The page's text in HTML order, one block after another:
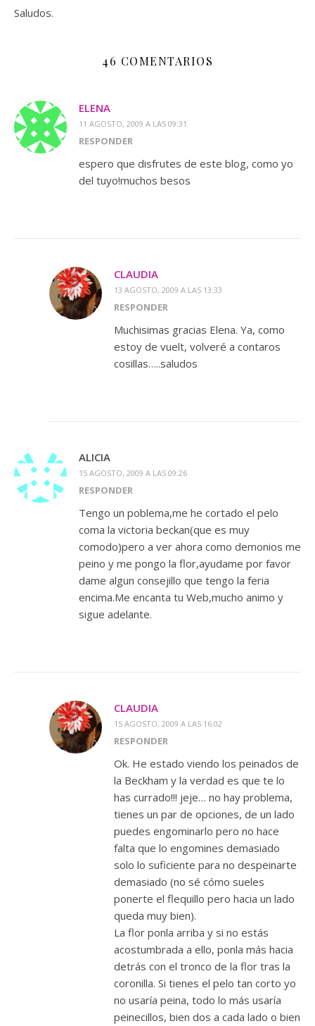
Saludos.
46 COMENTARIOS
ELENA
11 AGOSTO, 2009 A LAS 09:31
RESPONDER
espero que disfrutes de este blog, como yo
del tuyo!muchos besos
CLAUDIA
13 AGOSTO, 2009 A LAS 13:33
RESPONDER
Muchisimas gracias Elena. Ya, como
estoy de vuelt, volveré a contaros
cosillas…..saludos
ALICIA
15 AGOSTO, 2009 A LAS 09:26
RESPONDER
Tengo un poblema,me he cortado el pelo
coma la victoria beckan(que es muy
comodo)pero a ver ahora como demonios me
peino y me pongo la flor,ayudame por favor
dame algun consejillo que tengo la feria
encima.Me encanta tu Web,mucho animo y
sigue adelante.
CLAUDIA
15 AGOSTO, 2009 A LAS 16:02
RESPONDER
Ok. He estado viendo los peinados de
la Beckham y la verdad es que te lo
has currado!!! jeje… no hay problema,
tienes un par de opciones, de un lado
puedes engominarlo pero no hace
falta que lo engomines demasiado
solo lo suficiente para no despeinarte
demasiado (no sé cómo sueles
ponerte el flequillo pero hacia un lado
queda muy bien).
La flor ponla arriba y si no estás
acostumbrada a ello, ponla más hacia
detrás con el tronco de la flor tras la
coronilla. Si tienes el pelo tan corto yo
no usaría peina, todo lo más usaría
peinecillos, bien dos a cada lado o bien